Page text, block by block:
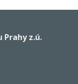
Prahy z.ú.